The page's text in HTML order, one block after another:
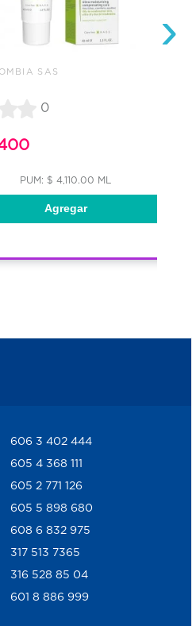
SAS
0
PUM: $ 4,110.00 ML
Agregar
›
606 3 402 444
605 4 368 111
605 2 771 126
605 5 898 680
608 6 832 975
317 513 7365
316 528 85 04
601 8 886 999